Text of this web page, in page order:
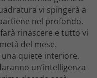
vi spingerà a
nel profondo.
rinascere e tutto vi
del mese.
quiete interiore.
un’intelligenza